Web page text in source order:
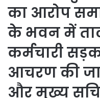
का आरोप
के भवन में
कर्मचारी
आचरण की
और मुख्य